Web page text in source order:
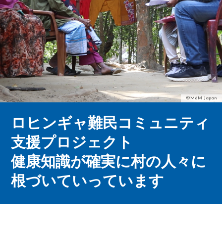
©MdM Japan
ロヒンギャ難民コミュニティ
支援プロジェクト
健康知識が確実に村の人々に
根づいていっています